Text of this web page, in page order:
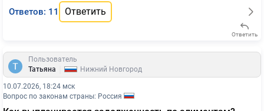
Ответов: 11 Ответить
Ответить
Пользователь
Татьяна
Нижний Новгород
10.07.2026, 18:24 мск
Вопрос по законам страны: Россия